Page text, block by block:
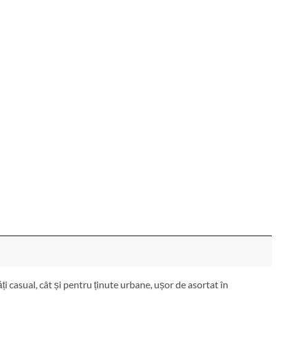
cât și pentru ținute urbane, ușor de asortat în